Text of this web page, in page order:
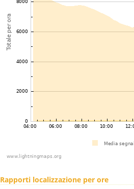
Rapporti localizzazione per ore